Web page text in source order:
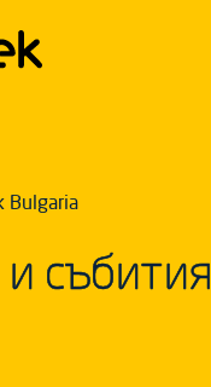
Bulgaria
събития